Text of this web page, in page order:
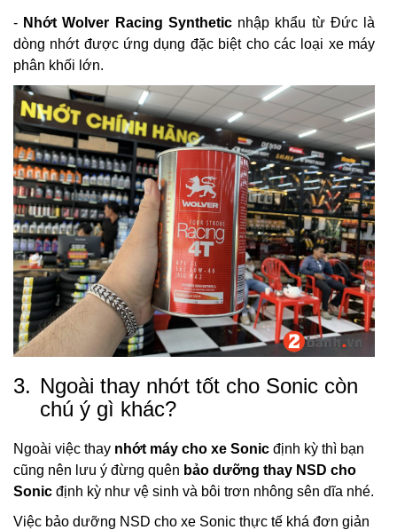
- Nhớt Wolver Racing Syntheticnhập khẩu từ Đức là
dòng nhớt được ứng dụng đặc biệt cho các loại xe máy
phân khối lớn.
3. Ngoài thay nhớt tốt cho Sonic còn
chú ý gì khác?
Ngoài việc thay nhớt máy cho xe Sonic định kỳ thì bạn
cũng nên lưu ý đừng quên bảo dưỡng thay NSD cho
Sonic định kỳ như vệ sinh và bôi trơn nhông sên dĩa nhé.
Việc bảo dưỡng NSD cho xe Sonic thực tế khá đơn giản